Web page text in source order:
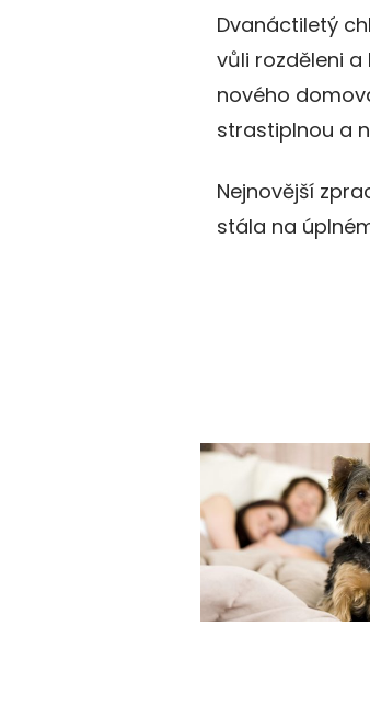
Dvanáctiletý
vůli rozděleni a
nového
strastiplnou a
Nejnovější
stála na